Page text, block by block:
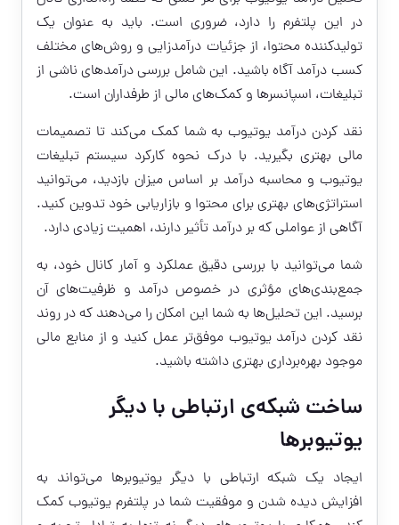
در این پلتفرم را دارد، ضروری است. باید به عنوان یک
تولیدکننده محتوا، از جزئیات درآمدزایی و روش‌های مختلف
کسب درآمد آگاه باشید. این شامل بررسی درآمدهای ناشی از
تبلیغات، اسپانسرها و کمک‌های مالی از طرفداران است.
نقد کردن درآمد یوتیوببه شما کمک می‌کند تا تصمیمات
مالی بهتری بگیرید. با درک نحوه کارکرد سیستم تبلیغات
یوتیوب و محاسبه درآمد بر اساس میزان بازدید، می‌توانید
استراتژی‌های بهتری برای محتوا و بازاریابی خود تدوین کنید.
آگاهی از عواملی که بر درآمد تأثیر دارند، اهمیت زیادی دارد.
شما می‌توانید با بررسی دقیق عملکرد و آمار کانال خود، به
جمع‌بندی‌های مؤثری در خصوص درآمد و ظرفیت‌های آن
برسید. این تحلیل‌ها به شما این امکان را می‌دهند که در روند
نقد کردن درآمد یوتیوب موفق‌تر عمل کنید و از منابع مالی
موجود بهره‌برداری بهتری داشته باشید.
ساخت شبکه‌ی ارتباطی با دیگر
یوتیوبرها
ایجاد یک شبکه ارتباطی با دیگر یوتیوبرها می‌تواند به
افزایش دیده شدن و موفقیت شما در پلتفرم یوتیوب کمک